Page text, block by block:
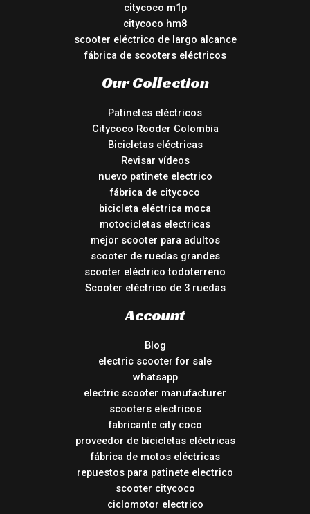
citycoco m1p
citycoco hm8
scooter eléctrico de largo alcance
fábrica de scooters eléctricos
Our Collection
Patinetes eléctricos
Citycoco Rooder Colombia
Bicicletas eléctricas
Revisar vídeos
nuevo patinete electrico
fábrica de citycoco
bicicleta eléctrica moca
motocicletas electricas
mejor scooter para adultos
scooter de ruedas grandes
scooter eléctrico todoterreno
Scooter eléctrico de 3 ruedas
Account
Blog
electric scooter for sale
whatsapp
electric scooter manufacturer
scooters electricos
fabricante city coco
proveedor de bicicletas eléctricas
fábrica de motos eléctricas
repuestos para patinete electrico
scooter citycoco
ciclomotor electrico